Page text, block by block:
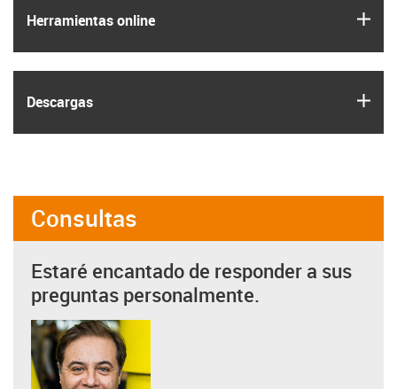
Herramientas online
Descargas
Consultas
Estaré encantado de responder a sus
preguntas personalmente.